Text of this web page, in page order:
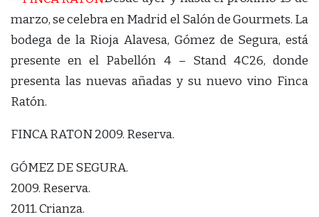
marzo, se celebra en Madrid el Salón de Gourmets. La
bodega de la Rioja Alavesa, Gómez de Segura, está
presente en el Pabellón 4 – Stand 4C26, donde
presenta las nuevas añadas y su nuevo vino Finca
Ratón.
FINCA RATON 2009. Reserva.
GÓMEZ DE SEGURA.
2009. Reserva.
2011. Crianza.